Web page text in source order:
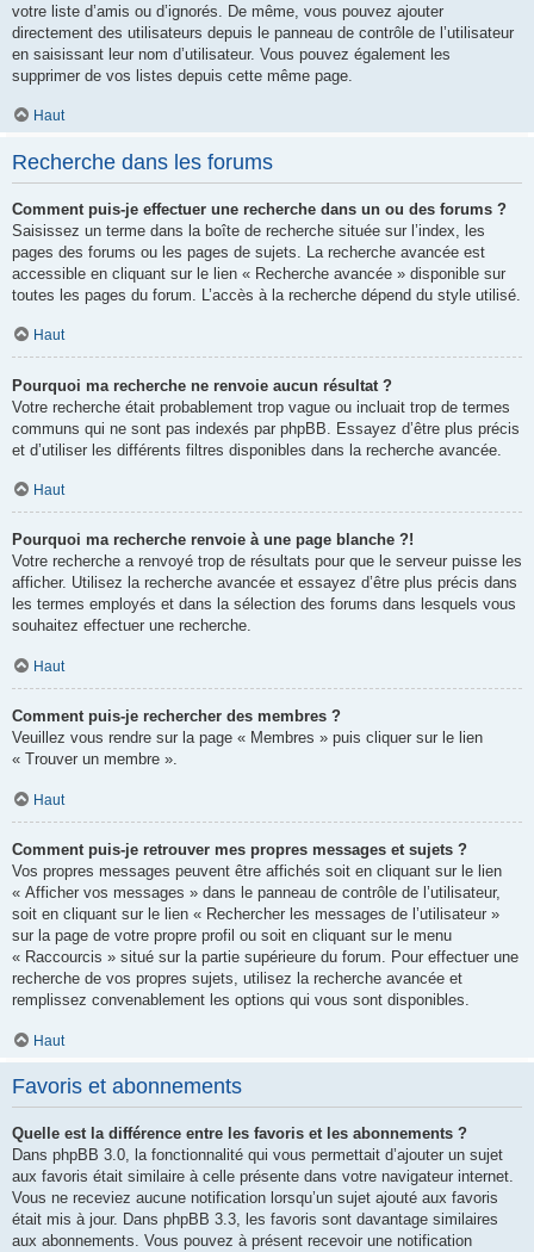
votre liste d’amis ou d’ignorés. De même, vous pouvez ajouter
directement des utilisateurs depuis le panneau de contrôle de l’utilisateur
en saisissant leur nom d’utilisateur. Vous pouvez également les
supprimer de vos listes depuis cette même page.
Haut
Recherche dans les forums
Comment puis-je effectuer une recherche dans un ou des forums ?
Saisissez un terme dans la boîte de recherche située sur l’index, les
pages des forums ou les pages de sujets. La recherche avancée est
accessible en cliquant sur le lien « Recherche avancée » disponible sur
toutes les pages du forum. L’accès à la recherche dépend du style utilisé.
Haut
Pourquoi ma recherche ne renvoie aucun résultat ?
Votre recherche était probablement trop vague ou incluait trop de termes
communs qui ne sont pas indexés par phpBB. Essayez d’être plus précis
et d’utiliser les différents filtres disponibles dans la recherche avancée.
Haut
Pourquoi ma recherche renvoie à une page blanche ?!
Votre recherche a renvoyé trop de résultats pour que le serveur puisse les
afficher. Utilisez la recherche avancée et essayez d’être plus précis dans
les termes employés et dans la sélection des forums dans lesquels vous
souhaitez effectuer une recherche.
Haut
Comment puis-je rechercher des membres ?
Veuillez vous rendre sur la page « Membres » puis cliquer sur le lien
« Trouver un membre ».
Haut
Comment puis-je retrouver mes propres messages et sujets ?
Vos propres messages peuvent être affichés soit en cliquant sur le lien
« Afficher vos messages » dans le panneau de contrôle de l’utilisateur,
soit en cliquant sur le lien « Rechercher les messages de l’utilisateur »
sur la page de votre propre profil ou soit en cliquant sur le menu
« Raccourcis » situé sur la partie supérieure du forum. Pour effectuer une
recherche de vos propres sujets, utilisez la recherche avancée et
remplissez convenablement les options qui vous sont disponibles.
Haut
Favoris et abonnements
Quelle est la différence entre les favoris et les abonnements ?
Dans phpBB 3.0, la fonctionnalité qui vous permettait d’ajouter un sujet
aux favoris était similaire à celle présente dans votre navigateur internet.
Vous ne receviez aucune notification lorsqu’un sujet ajouté aux favoris
était mis à jour. Dans phpBB 3.3, les favoris sont davantage similaires
aux abonnements. Vous pouvez à présent recevoir une notification